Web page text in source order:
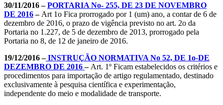
30/11/2016 –PORTARIA No- 255, DE 23 DE NOVEMBRO
DE 2016– Art 1o Fica prorrogado por 1 (um) ano, a contar de 6 de
dezembro de 2016, o prazo de vigência previsto no art. 2o da
Portaria no 1.227, de 5 de dezembro de 2013, prorrogado pela
Portaria no 8, de 12 de janeiro de 2016.
19/12/2016 –INSTRUÇÃO NORMATIVA No 52, DE 1o-DE
DEZEMBRO DE 2016– Art. 1º Ficam estabelecidos os critérios e
procedimentos para importação de artigo regulamentado, destinado
exclusivamente à pesquisa científica e experimentação,
independente do meio e modalidade de transporte.